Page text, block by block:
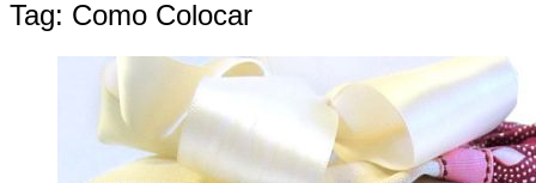
Tag: Como Colocar